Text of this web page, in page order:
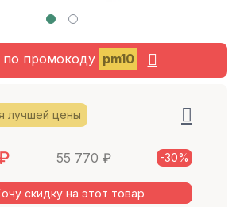
по промокоду pm10
лучшей цены
55 770₽ -30%
скидку на этот товар